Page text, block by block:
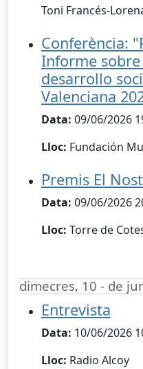
Toni Francés-
Conferència:
Informe
desarrollo
Valenciana
Data: 09/06/2026
Lloc: Fundación
Premis El
Data: 09/06/2026
Lloc: Torre de
dimecres, 10 - de
Entrevista
Data: 10/06/2026
Lloc: Radio Alcoy